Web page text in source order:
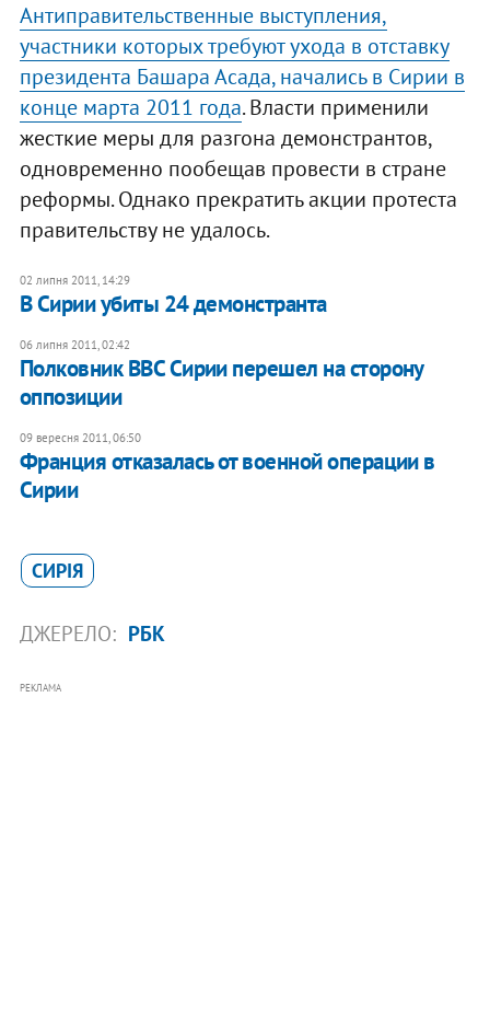
Антиправительственные выступления,
участники которых требуют ухода в отставку
президента Башара Асада, начались в Сирии в
конце марта 2011 года. Власти применили
жесткие меры для разгона демонстрантов,
одновременно пообещав провести в стране
реформы. Однако прекратить акции протеста
правительству не удалось.
02 липня 2011, 14:29
В Сирии убиты 24 демонстранта
06 липня 2011, 02:42
Полковник ВВС Сирии перешел на сторону
оппозиции
09 вересня 2011, 06:50
Франция отказалась от военной операции в
Сирии
СИРІЯ
ДЖЕРЕЛО: РБК
РЕКЛАМА